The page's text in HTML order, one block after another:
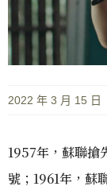
2022 年 3 月 15 日
1957年，蘇聯搶
號；1961年，